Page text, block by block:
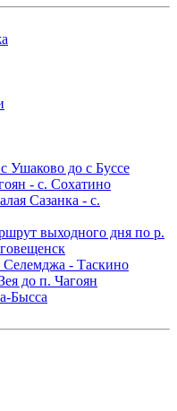
Ушаково до с Буссе
- с. Сохатино
Сазанка - с.
выходного дня по р.
- Таскино
до п. Чагоян
Бысса